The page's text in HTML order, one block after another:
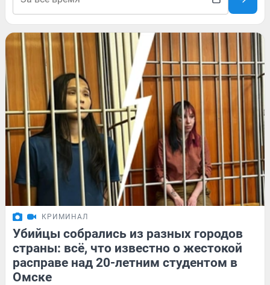
КРИМИНАЛ
Убийцы собрались из разных городов
страны: всё, что известно о жестокой
расправе над 20-летним студентом в
Омске